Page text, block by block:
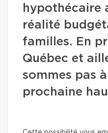
hypothécaire
réalité
familles. En
Québec et
sommes pas à
prochaine